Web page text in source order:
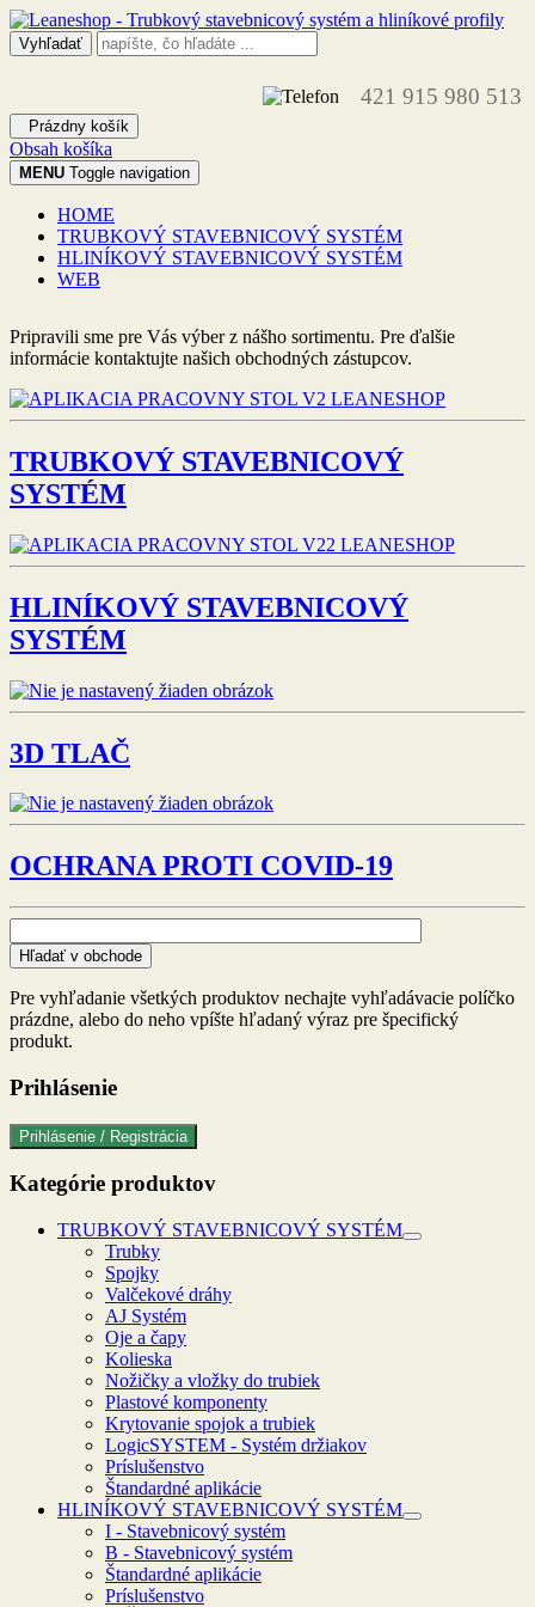
421 915 980 513
Prázdny košík
Obsah košíka
MENU Toggle navigation
HOME
TRUBKOVÝ STAVEBNICOVÝ SYSTÉM
HLINÍKOVÝ STAVEBNICOVÝ SYSTÉM
WEB
Pripravili sme pre Vás výber z nášho sortimentu. Pre ďalšie
informácie kontaktujte našich obchodných zástupcov.
TRUBKOVÝ STAVEBNICOVÝ
SYSTÉM
HLINÍKOVÝ STAVEBNICOVÝ
SYSTÉM
3D TLAČ
OCHRANA PROTI COVID-19
Hľadať v obchode
Pre vyhľadanie všetkých produktov nechajte vyhľadávacie políčko
prázdne, alebo do neho vpíšte hľadaný výraz pre špecifický
produkt.
Prihlásenie
Prihlásenie / Registrácia
Kategórie produktov
TRUBKOVÝ STAVEBNICOVÝ SYSTÉM
Trubky
Spojky
Valčekové dráhy
AJ Systém
Oje a čapy
Kolieska
Nožičky a vložky do trubiek
Plastové komponenty
Krytovanie spojok a trubiek
LogicSYSTEM - Systém držiakov
Príslušenstvo
Štandardné aplikácie
HLINÍKOVÝ STAVEBNICOVÝ SYSTÉM
I - Stavebnicový systém
B - Stavebnicový systém
Štandardné aplikácie
Príslušenstvo